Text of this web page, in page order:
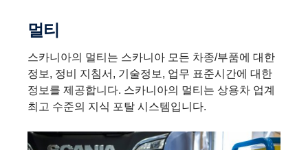
멀티
스카니아의 멀티는 스카니아 모든 차종/부품에 대한
정보, 정비 지침서, 기술정보, 업무 표준시간에 대한
정보를 제공합니다. 스카니아의 멀티는 상용차 업계
최고 수준의 지식 포탈 시스템입니다.